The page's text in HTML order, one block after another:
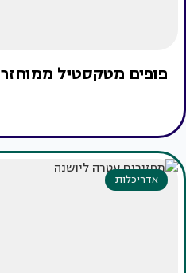
פופים מטקסטיל ממוחזר
אדריכלות